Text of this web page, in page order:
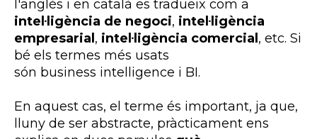
l'anglès i en català es tradueix com a
intel·ligència de negoci, intel·ligència
empresarial , intel·ligència comercial , etc. Si
bé els termes més usats
són business intelligence i BI.
En aquest cas, el terme és important, ja que,
lluny de ser abstracte, pràcticament ens